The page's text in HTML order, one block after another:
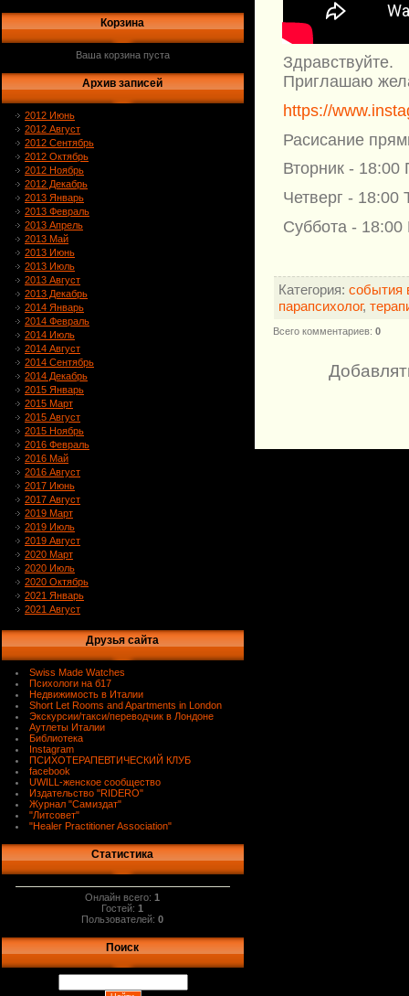
Корзина
Ваша корзина пуста
Архив записей
2012 Июнь
2012 Август
2012 Сентябрь
2012 Октябрь
2012 Ноябрь
2012 Декабрь
2013 Январь
2013 Февраль
2013 Апрель
2013 Май
2013 Июнь
2013 Июль
2013 Август
2013 Декабрь
2014 Январь
2014 Февраль
2014 Июль
2014 Август
2014 Сентябрь
2014 Декабрь
2015 Январь
2015 Март
2015 Август
2015 Ноябрь
2016 Февраль
2016 Май
2016 Август
2017 Июнь
2017 Август
2019 Март
2019 Июль
2019 Август
2020 Март
2020 Июль
2020 Октябрь
2021 Январь
2021 Август
Друзья сайта
Swiss Made Watches
Психологи на б17
Недвижимость в Италии
Short Let Rooms and Apartments in London
Экскурсии/такси/переводчик в Лондоне
Аутлеты Италии
Библиотека
Instagram
ПСИХОТЕРАПЕВТИЧЕСКИЙ КЛУБ
facebook
UWILL-женское сообщество
Издательство "RIDERO"
Журнал "Самиздат"
"Литсовет"
"Healer Practitioner Association"
Статистика
Онлайн всего:1
Гостей:1
Пользователей:0
Поиск
Приглашаю
https://
Расисание
Вторник - 18:00
Четверг - 18:00
Суббота - 18:00
Категория: события
парапсихолог,
Всего комментариев: 0